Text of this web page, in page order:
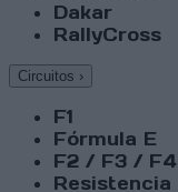
Dakar
RallyCross
Circuitos ›
F1
Fórmula E
F2 / F3 / F4
Resistencia